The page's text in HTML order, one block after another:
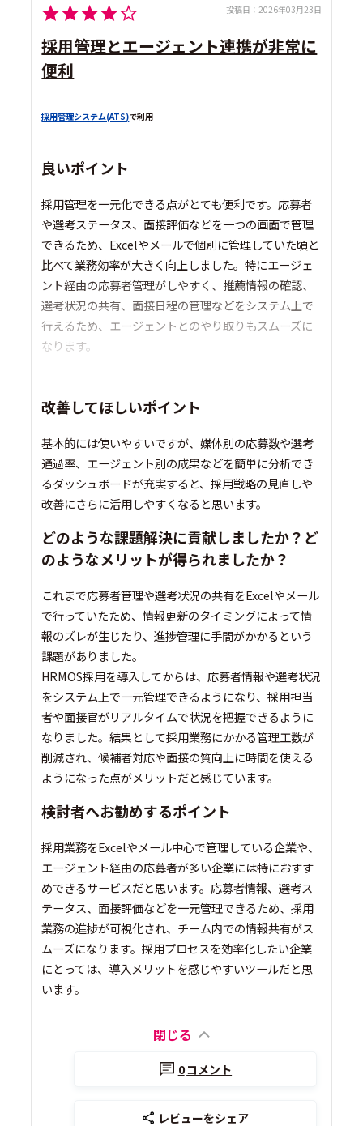
投稿日： 2026年03月23日
採用管理とエージェント連携が非常に
便利
採用管理システム(ATS)で利用
良いポイント
採用管理を一元化できる点がとても便利です。応募者
や選考ステータス、面接評価などを一つの画面で管理
できるため、Excelやメールで個別に管理していた頃と
比べて業務効率が大きく向上しました。特にエージェ
ント経由の応募者管理がしやすく、推薦情報の確認、
選考状況の共有、面接日程の管理などをシステム上で
行えるため、エージェントとのやり取りもスムーズに
なります。
改善してほしいポイント
基本的には使いやすいですが、媒体別の応募数や選考
通過率、エージェント別の成果などを簡単に分析でき
るダッシュボードが充実すると、採用戦略の見直しや
改善にさらに活用しやすくなると思います。
どのような課題解決に貢献しましたか？ど
のようなメリットが得られましたか？
これまで応募者管理や選考状況の共有をExcelやメール
で行っていたため、情報更新のタイミングによって情
報のズレが生じたり、進捗管理に手間がかかるという
課題がありました。
HRMOS採用を導入してからは、応募者情報や選考状況
をシステム上で一元管理できるようになり、採用担当
者や面接官がリアルタイムで状況を把握できるように
なりました。結果として採用業務にかかる管理工数が
削減され、候補者対応や面接の質向上に時間を使える
ようになった点がメリットだと感じています。
検討者へお勧めするポイント
採用業務をExcelやメール中心で管理している企業や、
エージェント経由の応募者が多い企業には特におすす
めできるサービスだと思います。応募者情報、選考ス
テータス、面接評価などを一元管理できるため、採用
業務の進捗が可視化され、チーム内での情報共有がス
ムーズになります。採用プロセスを効率化したい企業
にとっては、導入メリットを感じやすいツールだと思
います。
閉じる
0コメント
レビューをシェア